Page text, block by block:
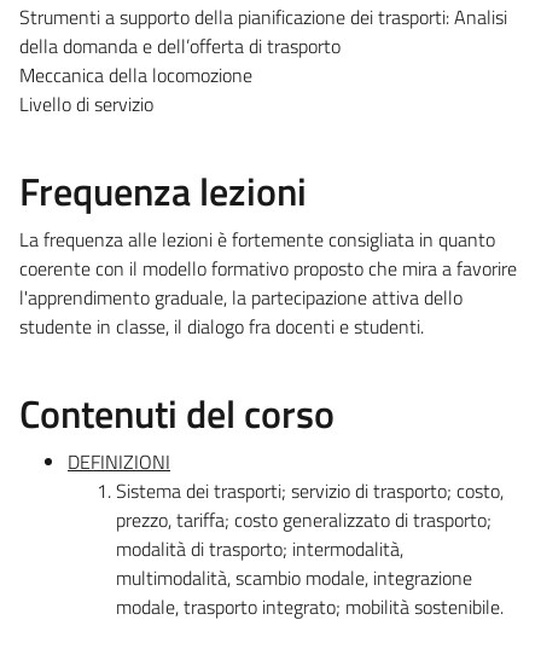
Strumenti a supporto della pianificazione dei trasporti: Analisi
della domanda e dell’offerta di trasporto
Meccanica della locomozione
Livello di servizio
Frequenza lezioni
La frequenza alle lezioni è fortemente consigliata in quanto
coerente con il modello formativo proposto che mira a favorire
l'apprendimento graduale, la partecipazione attiva dello
studente in classe, il dialogo fra docenti e studenti.
Contenuti del corso
DEFINIZIONI
Sistema dei trasporti; servizio di trasporto; costo,
prezzo, tariffa; costo generalizzato di trasporto;
modalità di trasporto; intermodalità,
multimodalità, scambio modale, integrazione
modale, trasporto integrato; mobilità sostenibile.